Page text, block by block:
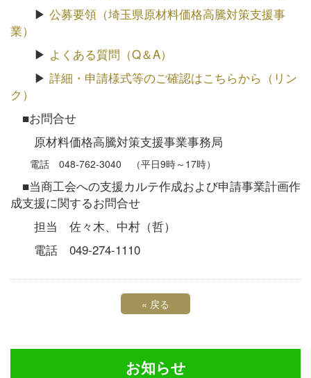
▶ 公募要領（埼玉県原材料価格高騰対策支援事
業）
▶ よくある質問（Q＆A）
▶ 詳細・申請様式等のご確認はこちらから（リン
ク）
■お問合せ
原材料価格高騰対策支援事業事務局
電話 048-762-3040 （平日9時～17時）
■当商工会への支援カルテ作成および申請事業計画作
成支援に関するお問合せ
担当 佐々木、中村（哲）
電話 049-274-1110
« 戻る
お知らせ